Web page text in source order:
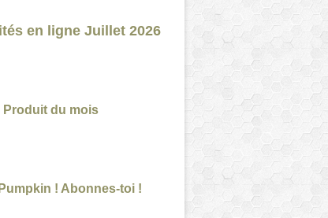
en ligne Juillet 2026
Produit du mois
! Abonnes-toi !